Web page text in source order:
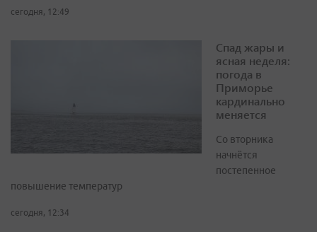
сегодня, 12:49
Спад жары и
ясная неделя:
погода в
Приморье
кардинально
меняется
Со вторника
начнётся
постепенное
повышение температур
сегодня, 12:34